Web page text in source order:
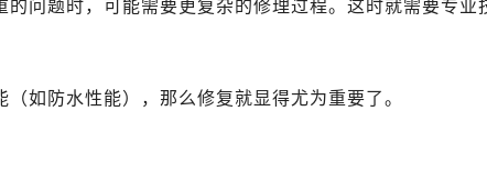
中心写字楼21层2102室（需提前预约）
服务中心（需提前预约）
后服务中心（需提前预约）
问题时，可能需要更复杂的修理过程。这时就需要专业
如防水性能），那么修复就显得尤为重要了。